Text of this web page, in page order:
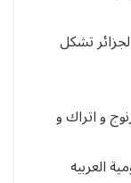
تشكل
و اتراك و
العربيه